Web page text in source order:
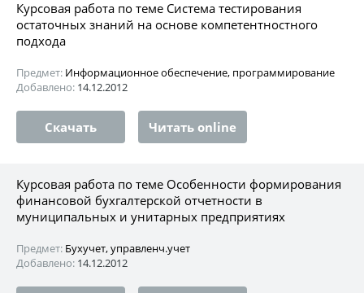
Курсовая работа по теме Система тестирования
остаточных знаний на основе компетентностного
подхода
Предмет: Информационное обеспечение, программирование
Добавлено: 14.12.2012
Скачать Читать online
Курсовая работа по теме Особенности формирования
финансовой бухгалтерской отчетности в
муниципальных и унитарных предприятиях
Предмет: Бухучет, управленч.учет
Добавлено: 14.12.2012